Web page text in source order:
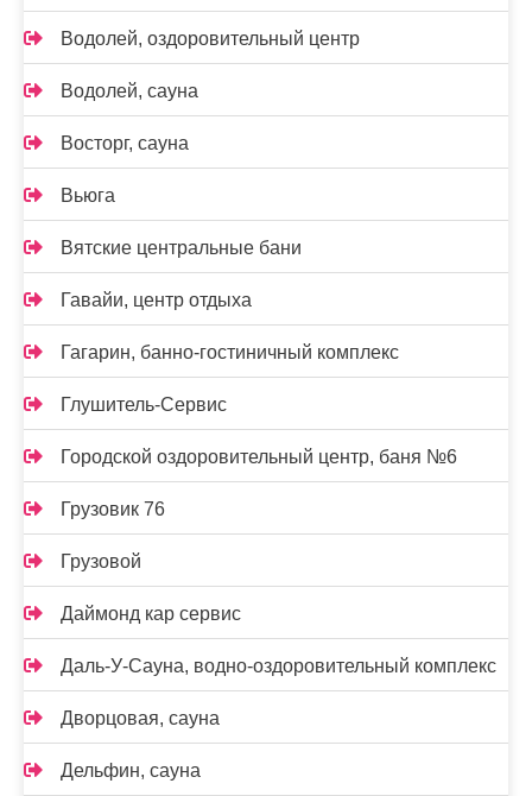
Водолей, оздоровительный центр
Водолей, сауна
Восторг, сауна
Вьюга
Вятские центральные бани
Гавайи, центр отдыха
Гагарин, банно-гостиничный комплекс
Глушитель-Сервис
Городской оздоровительный центр, баня №6
Грузовик 76
Грузовой
Даймонд кар сервис
Даль-У-Сауна, водно-оздоровительный комплекс
Дворцовая, сауна
Дельфин, сауна